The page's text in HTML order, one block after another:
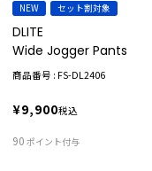
NEW セット割対象
DLITE
Wide Jogger Pants
商品番号 FS-DL2406
¥9,900税込
90 ポイント付与